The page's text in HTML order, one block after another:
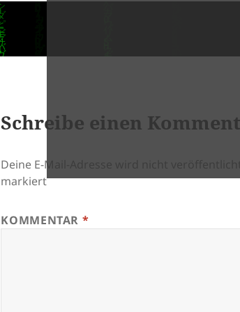
Schreibe einen
Deine E-Mail-Adresse wird nicht
markiert
KOMMENTAR *